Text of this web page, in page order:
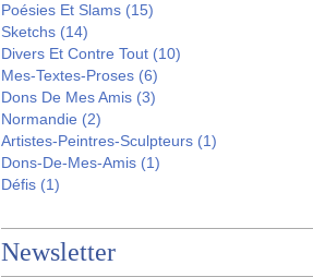
Poésies Et Slams (15)
Sketchs (14)
Divers Et Contre Tout (10)
Mes-Textes-Proses (6)
Dons De Mes Amis (3)
Normandie (2)
Artistes-Peintres-Sculpteurs (1)
Dons-De-Mes-Amis (1)
Défis (1)
Newsletter